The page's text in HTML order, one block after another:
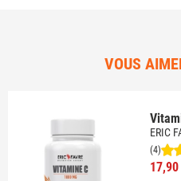
VOUS
ERIC
(4)